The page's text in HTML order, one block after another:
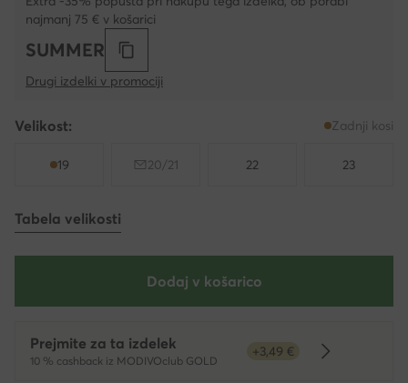
najmanj 75 € v košarici
SUMMER
Drugi izdelki v promociji
Velikost: Zadnji kosi
19 20/21 22 23
Tabela velikosti
Dodaj v košarico
Prejmite za ta izdelek
10 % cashback iz MODIVOclub GOLD
+3,49 €
Dowiedz